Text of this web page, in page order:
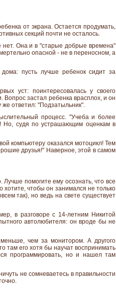
от экрана. Остается продумать,
секций почти не осталось.
нет. Она и в "старые добрые времена"
опасной - не в переносном, а
пусть лучше ребенок сидит за
уст: поинтересовалась у своего
Вопрос застал ребенка врасплох, и он
же ответил: "Подзатыльник".
процесс. "Учеба и более
Но, судя по устрашающим оценкам в
компьютеру оказался мотоцикл! Тем
друзья!" Наверное, этой в самом
Лучше помогите ему осознать, что все
чтобы он занимался не только
так), но ведь на свете существует
в разговоре с 14-летним Никитой
автолюбителя: он вроде бы не
чем за монитором. А другого
там его хотя бы научат воспринимать
программировать, но и нашел там
не сомневаетесь в правильности